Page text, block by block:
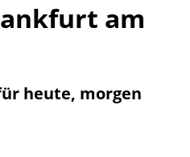
am
heute, morgen